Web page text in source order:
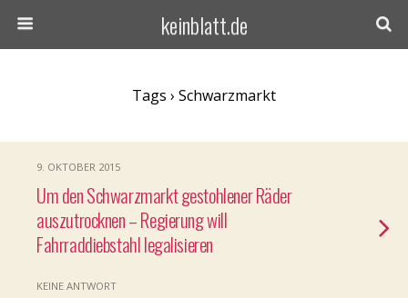
keinblatt.de
Tags › Schwarzmarkt
9. OKTOBER 2015
Um den Schwarzmarkt gestohlener Räder
auszutrocknen – Regierung will
Fahrraddiebstahl legalisieren
KEINE ANTWORT